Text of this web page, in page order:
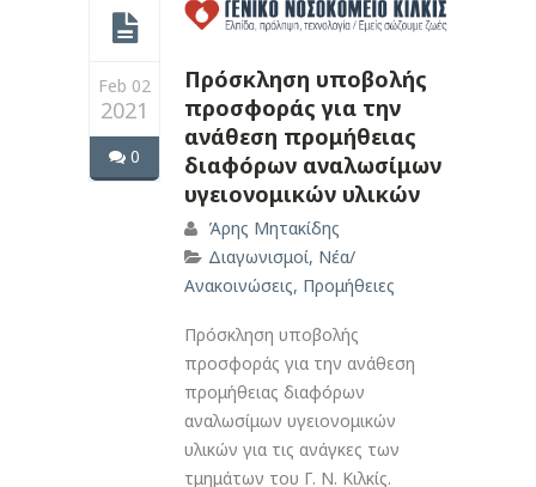
Feb 02
2021
0
Πρόσκληση υποβολής
προσφοράς για την
ανάθεση προμήθειας
διαφόρων αναλωσίμων
υγειονομικών υλικών
Άρης Μητακίδης
Διαγωνισμοί, Νέα/
Ανακοινώσεις, Προμήθειες
Πρόσκληση υποβολής
προσφοράς για την ανάθεση
προμήθειας διαφόρων
αναλωσίμων υγειονομικών
υλικών για τις ανάγκες των
τμημάτων του Γ. Ν. Κιλκίς.